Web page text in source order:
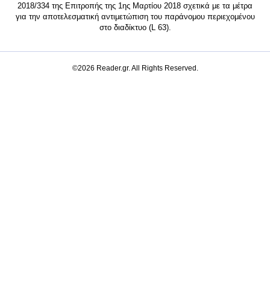
2018/334 της Επιτροπής της 1ης Μαρτίου 2018 σχετικά με τα μέτρα
για την αποτελεσματική αντιμετώπιση του παράνομου περιεχομένου
στο διαδίκτυο (L 63).
©2026 Reader.gr. All Rights Reserved.